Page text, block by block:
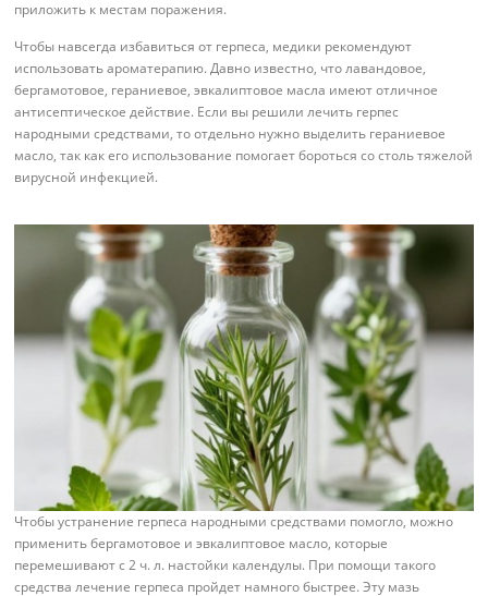
приложить к местам поражения.
Чтобы навсегда избавиться от герпеса, медики рекомендуют
использовать ароматерапию. Давно известно, что лавандовое,
бергамотовое, гераниевое, эвкалиптовое масла имеют отличное
антисептическое действие. Если вы решили лечить герпес
народными средствами, то отдельно нужно выделить гераниевое
масло, так как его использование помогает бороться со столь тяжелой
вирусной инфекцией.
Чтобы устранение герпеса народными средствами помогло, можно
применить бергамотовое и эвкалиптовое масло, которые
перемешивают с 2 ч. л. настойки календулы. При помощи такого
средства лечение герпеса пройдет намного быстрее. Эту мазь